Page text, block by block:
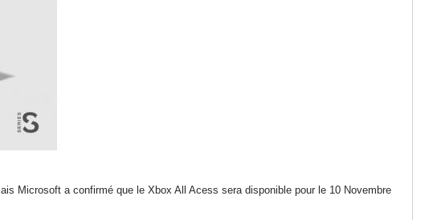
Microsoft a confirmé que le Xbox All Acess sera disponible pour le 10 Novembre